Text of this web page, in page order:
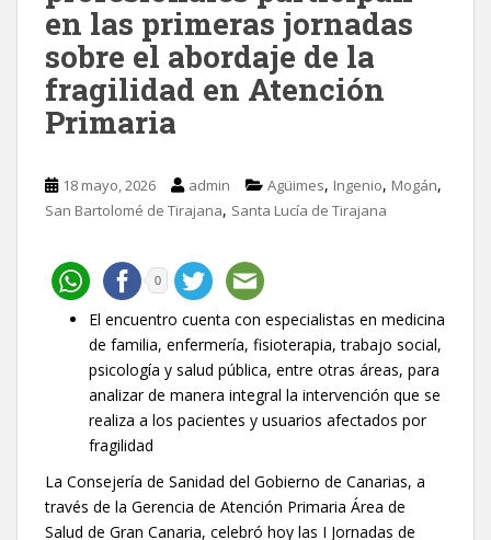
en las primeras jornadas
sobre el abordaje de la
fragilidad en Atención
Primaria
18 mayo, 2026 admin Agüimes, Ingenio, Mogán,
San Bartolomé de Tirajana, Santa Lucía de Tirajana
0
El encuentro cuenta con especialistas en medicina
de familia, enfermería, fisioterapia, trabajo social,
psicología y salud pública, entre otras áreas, para
analizar de manera integral la intervención que se
realiza a los pacientes y usuarios afectados por
fragilidad
La Consejería de Sanidad del Gobierno de Canarias, a
través de la Gerencia de Atención Primaria Área de
Salud de Gran Canaria, celebró hoy las I Jornadas de